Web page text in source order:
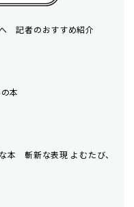
記者のおすすめ紹介
本
本 斬新な表現 よむたび、